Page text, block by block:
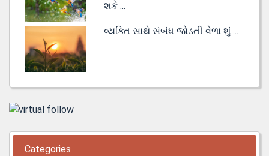
શકે ...
વ્યક્તિ સાથે સંબંધ જોડતી વેળા શું ...
Categories